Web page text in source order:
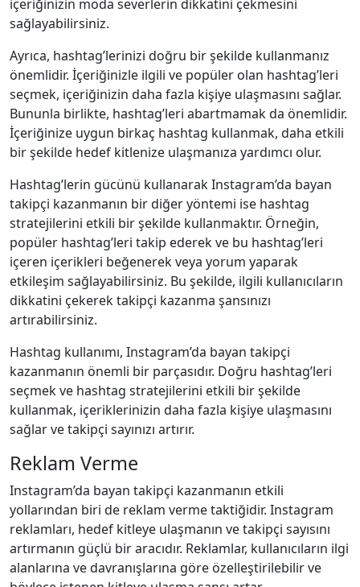
içeriğinizin moda severlerin dikkatini çekmesini
sağlayabilirsiniz.
Ayrıca, hashtag’lerinizi doğru bir şekilde kullanmanız
önemlidir. İçeriğinizle ilgili ve popüler olan hashtag’leri
seçmek, içeriğinizin daha fazla kişiye ulaşmasını sağlar.
Bununla birlikte, hashtag’leri abartmamak da önemlidir.
İçeriğinize uygun birkaç hashtag kullanmak, daha etkili
bir şekilde hedef kitlenize ulaşmanıza yardımcı olur.
Hashtag’lerin gücünü kullanarak Instagram’da bayan
takipçi kazanmanın bir diğer yöntemi ise hashtag
stratejilerini etkili bir şekilde kullanmaktır. Örneğin,
popüler hashtag’leri takip ederek ve bu hashtag’leri
içeren içerikleri beğenerek veya yorum yaparak
etkileşim sağlayabilirsiniz. Bu şekilde, ilgili kullanıcıların
dikkatini çekerek takipçi kazanma şansınızı
artırabilirsiniz.
Hashtag kullanımı, Instagram’da bayan takipçi
kazanmanın önemli bir parçasıdır. Doğru hashtag’leri
seçmek ve hashtag stratejilerini etkili bir şekilde
kullanmak, içeriklerinizin daha fazla kişiye ulaşmasını
sağlar ve takipçi sayınızı artırır.
Reklam Verme
Instagram’da bayan takipçi kazanmanın etkili
yollarından biri de reklam verme taktiğidir. Instagram
reklamları, hedef kitleye ulaşmanın ve takipçi sayısını
artırmanın güçlü bir aracıdır. Reklamlar, kullanıcıların ilgi
alanlarına ve davranışlarına göre özelleştirilebilir ve